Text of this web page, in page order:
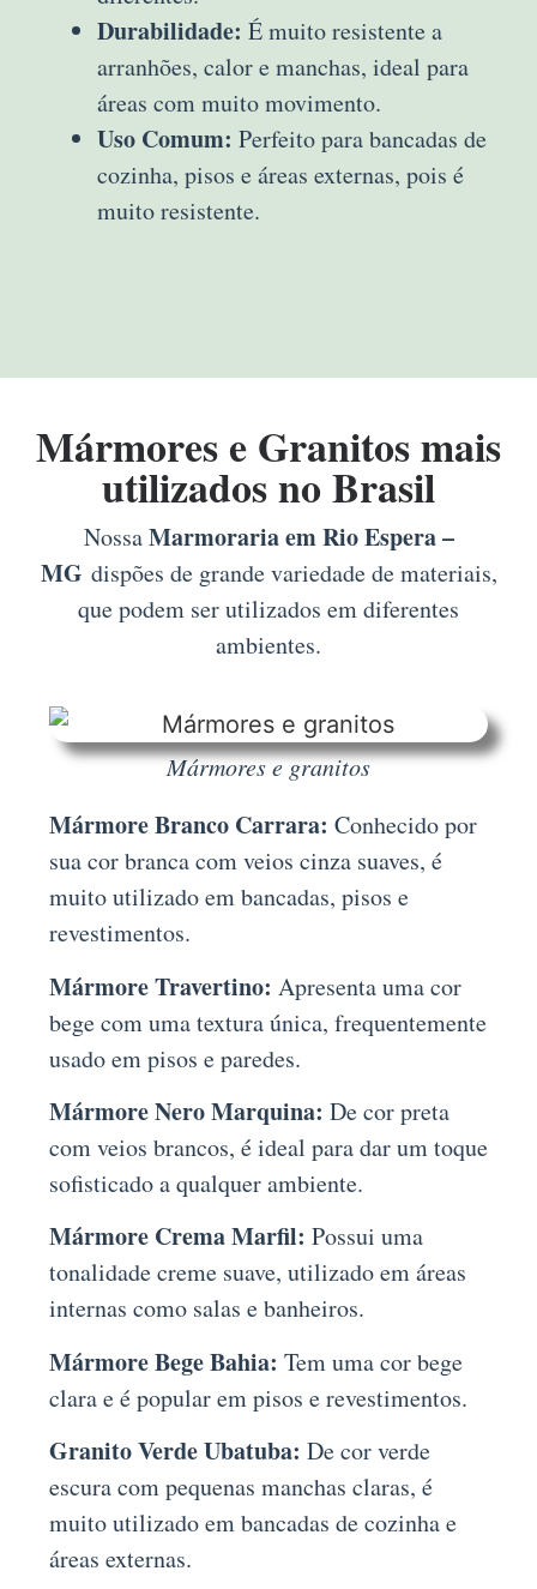
Durabilidade: É muito resistente a
arranhões, calor e manchas, ideal para
áreas com muito movimento.
Uso Comum: Perfeito para bancadas de
cozinha, pisos e áreas externas, pois é
muito resistente.
Mármores e Granitos mais
utilizados no Brasil
NossaMarmoraria em Rio Espera –
MG dispões de grande variedade de materiais,
que podem ser utilizados em diferentes
ambientes.
Mármores e granitos
Mármore Branco Carrara: Conhecido por
sua cor branca com veios cinza suaves, é
muito utilizado em bancadas, pisos e
revestimentos.
Mármore Travertino: Apresenta uma cor
bege com uma textura única, frequentemente
usado em pisos e paredes.
Mármore Nero Marquina: De cor preta
com veios brancos, é ideal para dar um toque
sofisticado a qualquer ambiente.
Mármore Crema Marfil: Possui uma
tonalidade creme suave, utilizado em áreas
internas como salas e banheiros.
Mármore Bege Bahia: Tem uma cor bege
clara e é popular em pisos e revestimentos.
Granito Verde Ubatuba: De cor verde
escura com pequenas manchas claras, é
muito utilizado em bancadas de cozinha e
áreas externas.